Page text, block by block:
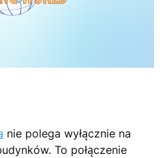
nie polega wyłącznie na
To połączenie